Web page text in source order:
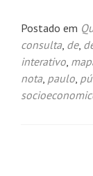
Postado em
consulta, de,
interativo,
nota, paulo,